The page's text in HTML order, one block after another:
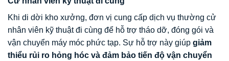
Khi di dời kho xưởng, đơn vị cung cấp dịch vụ thường cử
nhân viên kỹ thuật đi cùng để hỗ trợ tháo dỡ, đóng gói và
vận chuyển máy móc phức tạp. Sự hỗ trợ này giúp giảm
thiểu rủi ro hỏng hóc và đảm bảo tiến độ vận chuyển